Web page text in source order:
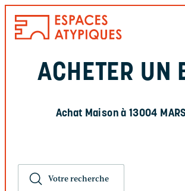
ACHETER UN
Achat Maison à 13004
Votre recherche